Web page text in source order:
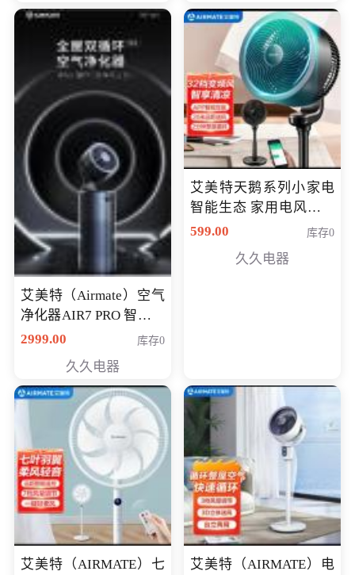
艾美特（Airmate）空气
净化器AIR7 PRO 智能全
屋空气循环负离子旗舰
2999.00 库存0
久久电器
艾美特天鹅系列小家电
智能生态 家用电风扇直
流变频节能轻音空气循
鹅，白天鹅智能)
599.00 库存0
久久电器
艾美特（AIRMATE）七
艾美特（AIRMATE）电